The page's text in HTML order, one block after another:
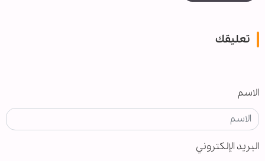
تعليقك
الاسم
البريد الإلكتروني